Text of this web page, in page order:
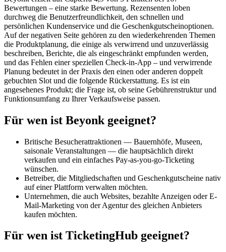
Bewertungen – eine starke Bewertung. Rezensenten loben
durchweg die Benutzerfreundlichkeit, den schnellen und
persönlichen Kundenservice und die Geschenkgutscheinoptionen.
Auf der negativen Seite gehören zu den wiederkehrenden Themen
die Produktplanung, die einige als verwirrend und unzuverlässig
beschreiben, Berichte, die als eingeschränkt empfunden werden,
und das Fehlen einer speziellen Check-in-App – und verwirrende
Planung bedeutet in der Praxis den einen oder anderen doppelt
gebuchten Slot und die folgende Rückerstattung. Es ist ein
angesehenes Produkt; die Frage ist, ob seine Gebührenstruktur und
Funktionsumfang zu Ihrer Verkaufsweise passen.
Für wen ist Beyonk geeignet?
Britische Besucherattraktionen — Bauernhöfe, Museen,
saisonale Veranstaltungen — die hauptsächlich direkt
verkaufen und ein einfaches Pay-as-you-go-Ticketing
wünschen.
Betreiber, die Mitgliedschaften und Geschenkgutscheine nativ
auf einer Plattform verwalten möchten.
Unternehmen, die auch Websites, bezahlte Anzeigen oder E-
Mail-Marketing von der Agentur des gleichen Anbieters
kaufen möchten.
Für wen ist TicketingHub geeignet?